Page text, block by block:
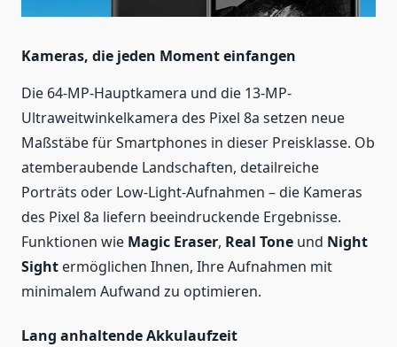
Kameras, die jeden Moment einfangen
Die 64-MP-Hauptkamera und die 13-MP-
Ultraweitwinkelkamera des Pixel 8a setzen neue
Maßstäbe für Smartphones in dieser Preisklasse. Ob
atemberaubende Landschaften, detailreiche
Porträts oder Low-Light-Aufnahmen – die Kameras
des Pixel 8a liefern beeindruckende Ergebnisse.
Funktionen wie Magic Eraser, Real Tone und Night
Sight ermöglichen Ihnen, Ihre Aufnahmen mit
minimalem Aufwand zu optimieren.
Lang anhaltende Akkulaufzeit